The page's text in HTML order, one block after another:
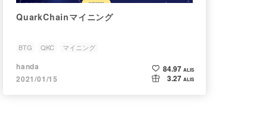
QuarkChainマイニング
BTG QKC マイニング
handa
2021/01/15
84.97 ALIS
3.27 ALIS